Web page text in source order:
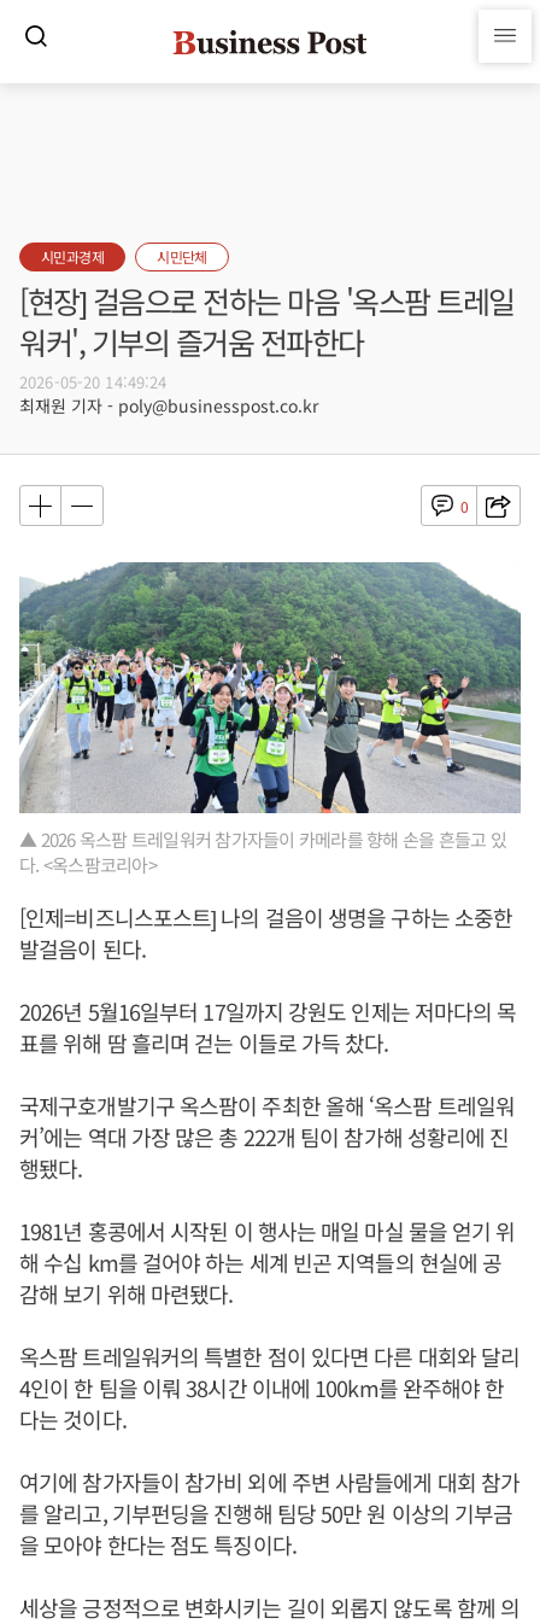
시민과경제 시민단체
[현장] 걸음으로 전하는 마음 '옥스팜 트레일
워커', 기부의 즐거움 전파한다
2026-05-20 14:49:24
최재원 기자 - poly@businesspost.co.kr
0
▲ 2026 옥스팜 트레일워커 참가자들이 카메라를 향해 손을 흔들고 있
다. <옥스팜코리아>
[인제=비즈니스포스트] 나의 걸음이 생명을 구하는 소중한
발걸음이 된다.
2026년 5월16일부터 17일까지 강원도 인제는 저마다의 목
표를 위해 땀 흘리며 걷는 이들로 가득 찼다.
국제구호개발기구 옥스팜이 주최한 올해 ‘옥스팜 트레일워
커’에는 역대 가장 많은 총 222개 팀이 참가해 성황리에 진
행됐다.
1981년 홍콩에서 시작된 이 행사는 매일 마실 물을 얻기 위
해 수십 km를 걸어야 하는 세계 빈곤 지역들의 현실에 공
감해 보기 위해 마련됐다.
옥스팜 트레일워커의 특별한 점이 있다면 다른 대회와 달리
4인이 한 팀을 이뤄 38시간 이내에 100km를 완주해야 한
다는 것이다.
여기에 참가자들이 참가비 외에 주변 사람들에게 대회 참가
를 알리고, 기부펀딩을 진행해 팀당 50만 원 이상의 기부금
을 모아야 한다는 점도 특징이다.
세상을 긍정적으로 변화시키는 길이 외롭지 않도록 함께 의